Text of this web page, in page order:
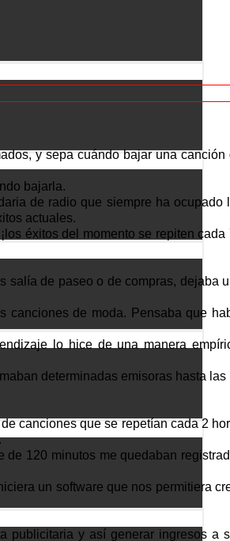
y sepa cuándo bajar una canción
bajarla.
de radio que siempre ha ocupado
actuales.
éxitos del momento se repiten cada
salía de paseo o de compras, dejaba
canciones de moda. Pensaba que
lo hice de una manera
determinadas emisoras hasta las
canciones que se repetían cada 2
120 minutos me quedaban
un software que nos permitiera
publicitaria y así generar ingresos a